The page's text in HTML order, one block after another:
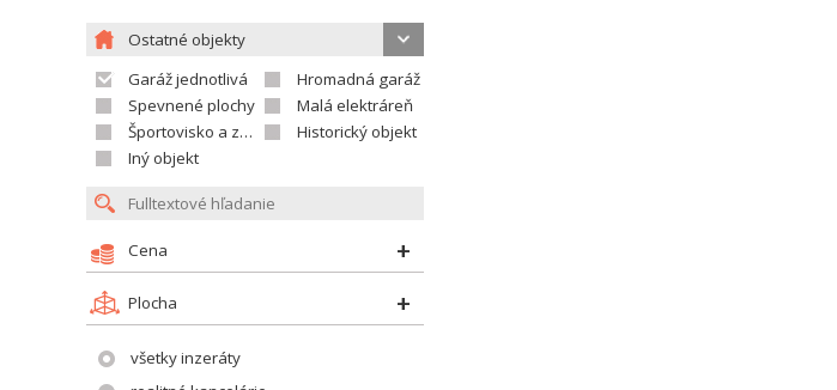
Ostatné objekty
Garáž jednotlivá
Hromadná garáž
Spevnené plochy
Malá elektráreň
Športovisko a závodisko
Historický objekt
Iný objekt
Cena
Plocha
všetky inzeráty